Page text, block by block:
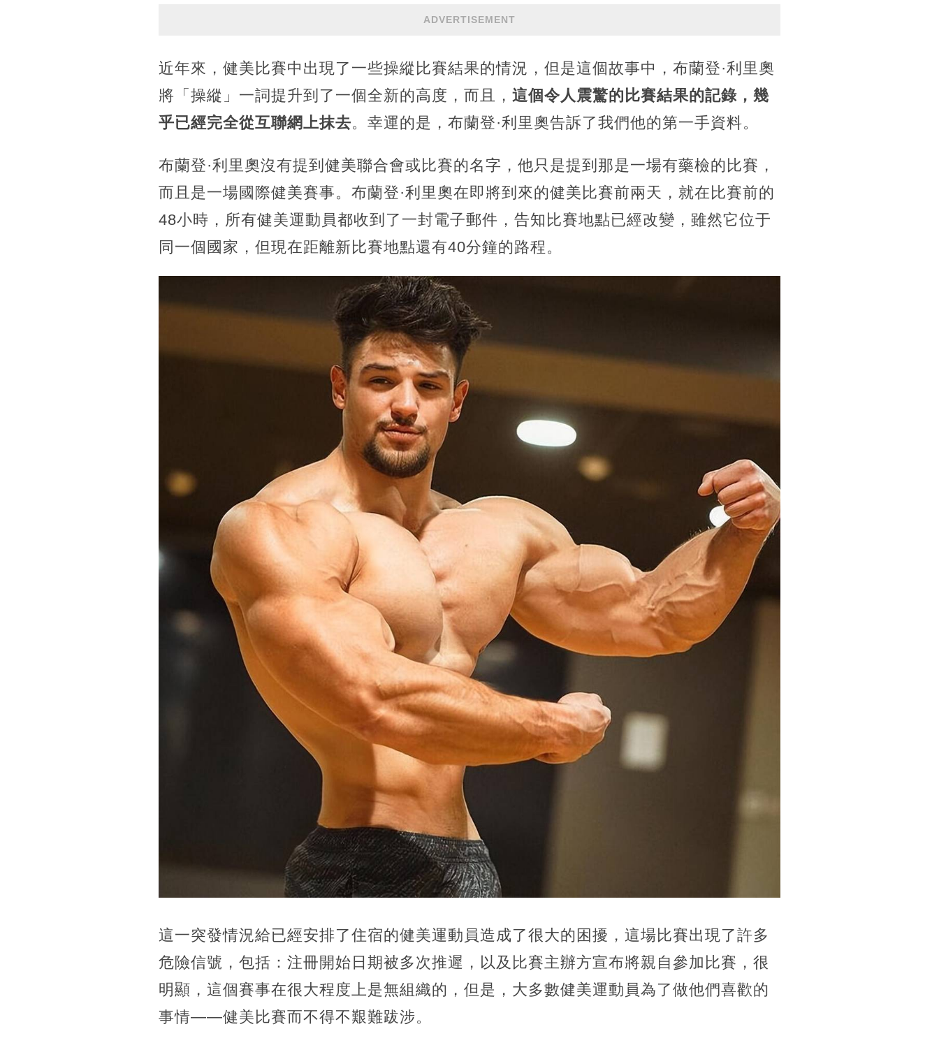
ADVERTISEMENT
近年來，健美比賽中出現了一些操縱比賽結果的情況，但是這個故事中，布蘭登·利里奧
將「操縱」一詞提升到了一個全新的高度，而且， 這個令人震驚的比賽結果的記錄，幾
乎已經完全從互聯網上抹去。幸運的是，布蘭登·利里奧告訴了我們他的第一手資料。
布蘭登·利里奧沒有提到健美聯合會或比賽的名字，他只是提到那是一場有藥檢的比賽，
而且是一場國際健美賽事。布蘭登·利里奧在即將到來的健美比賽前兩天，就在比賽前的
48小時，所有健美運動員都收到了一封電子郵件，告知比賽地點已經改變，雖然它位于
同一個國家，但現在距離新比賽地點還有40分鐘的路程。
這一突發情況給已經安排了住宿的健美運動員造成了很大的困擾，這場比賽出現了許多
危險信號，包括：注冊開始日期被多次推遲，以及比賽主辦方宣布將親自參加比賽，很
明顯，這個賽事在很大程度上是無組織的，但是，大多數健美運動員為了做他們喜歡的
事情——健美比賽而不得不艱難跋涉。